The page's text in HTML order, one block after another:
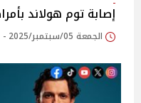
إصابة توم هولاند
الجمعة 05/سبتمبر/2025 - 02:35 م